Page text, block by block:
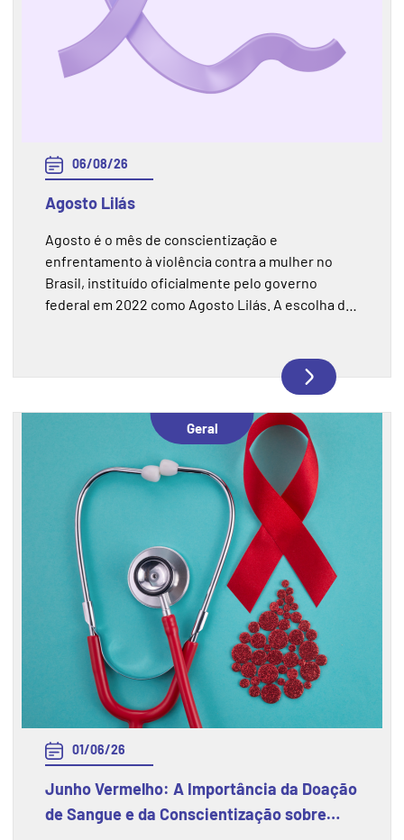
06/08/26
Agosto Lilás
Agosto é o mês de conscientização e
enfrentamento à violência contra a mulher no
Brasil, instituído oficialmente pelo governo
federal em 2022 como Agosto Lilás. A escolha do
um marco na proteção das mulheres contra a
violência doméstica e familiar. Em 2026, a lei
completa 20 anos.
Geral
01/06/26
Junho Vermelho: A Importância da Doação
de Sangue e da Conscientização sobre